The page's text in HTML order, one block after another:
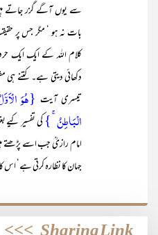
سے یوں آگے گزر جاتے
بات نہ ہو ‘ مگر جس پر
کلام اللہ کے ایک ایک
دکھائی دیتی ہے۔ کتنے ہی
تیسری آیت {ہُوَ
الۡبَاطِنُ ۚ }کی تفسیر کیے
امام رازیؒ جب اسے پڑھتے
جہان کا نظارہ کرتی ہے‘ اس